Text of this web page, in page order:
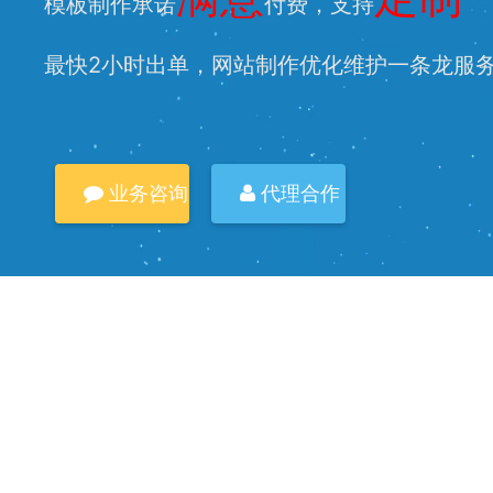
最快2小时出单，网站制作优化维护一条龙服
业务咨询 代理合作